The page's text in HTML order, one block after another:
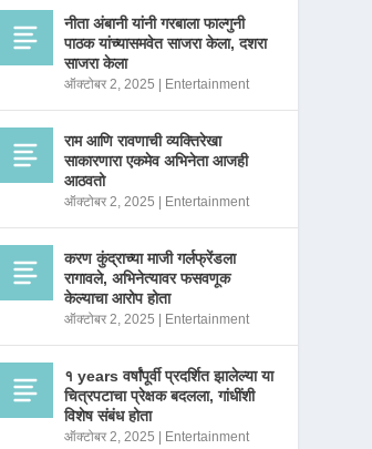
नीता अंबानी यांनी गरबाला फाल्गुनी
पाठक यांच्यासमवेत साजरा केला, दशरा
साजरा केला
ऑक्टोबर 2, 2025 Entertainment
राम आणि रावणाची व्यक्तिरेखा
साकारणारा एकमेव अभिनेता आजही
आठवतो
ऑक्टोबर 2, 2025 Entertainment
करण कुंद्राच्या माजी गर्लफ्रेंडला
रागावले, अभिनेत्यावर फसवणूक
केल्याचा आरोप होता
ऑक्टोबर 2, 2025 Entertainment
१ years वर्षांपूर्वी प्रदर्शित झालेल्या या
चित्रपटाचा प्रेक्षक बदलला, गांधींशी
विशेष संबंध होता
ऑक्टोबर 2, 2025 Entertainment